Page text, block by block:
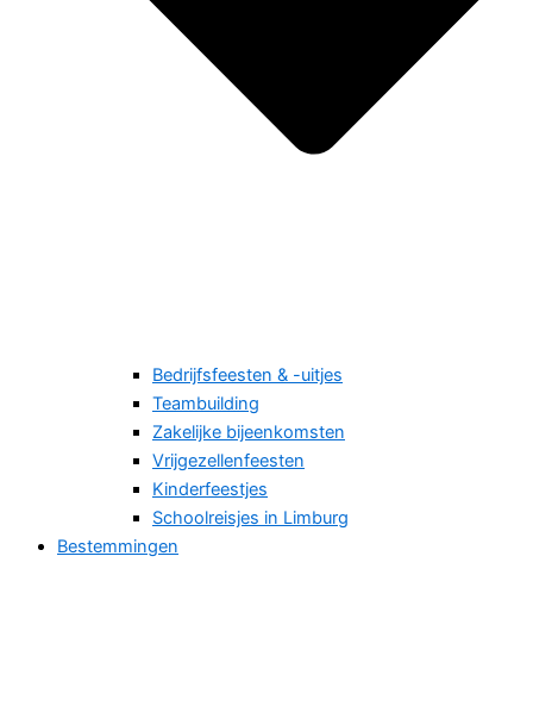
Bedrijfsfeesten & -uitjes
Teambuilding
Zakelijke bijeenkomsten
Vrijgezellenfeesten
Kinderfeestjes
Schoolreisjes in Limburg
Bestemmingen